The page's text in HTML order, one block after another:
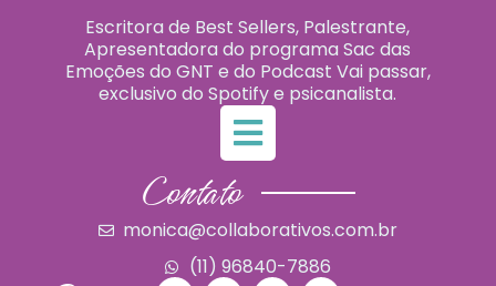
Escritora de Best Sellers, Palestrante,
Apresentadora do programa Sac das
Emoções do GNT e do Podcast Vai passar,
exclusivo do Spotify e psicanalista.
Contato
monica@collaborativos.com.br
(11) 96840-7886